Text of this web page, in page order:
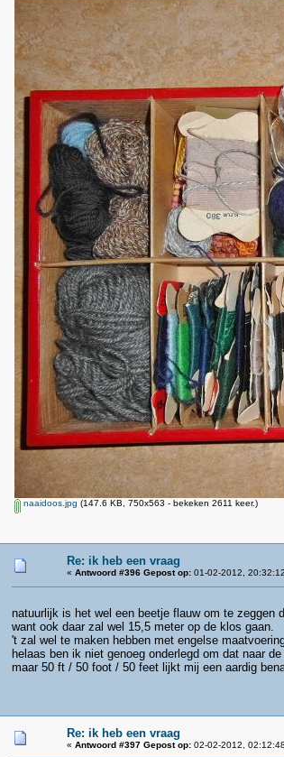
naaidoos.jpg (147.6 KB, 750x563 - bekeken 2611 keer.)
Re: ik heb een vraag
« Antwoord #396 Gepost op:01-02-2012,
natuurlijk is het wel een beetje flauw om te zeggen
want ook daar zal wel 15,5 meter op de klos gaan.
't zal wel te maken hebben met engelse
helaas ben ik niet genoeg onderlegd om dat naar
maar 50 ft / 50 foot / 50 feet lijkt mij een aardig
Re: ik heb een vraag
« Antwoord #397 Gepost op:02-02-2012,